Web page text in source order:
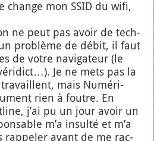
change mon SSID du wifi,
ne peut pas avoir de tech­
pro­blème de débit, il faut
de votre navi­ga­teur (le
Je ne mets pas la
tra­vaillent, mais Numé­ri­
rien à foutre. En
j’ai pu un jour avoir un
m’a insul­té et m’a
rap­pe­ler avant de me rac­